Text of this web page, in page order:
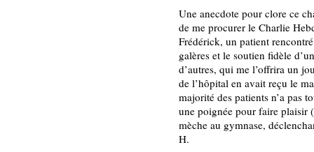
Une anecdote pour clore ce
de me procurer le Charlie
Frédérick, un patient
galères et le soutien fidèle
d’autres, qui me l’offrira un
de l’hôpital en avait reçu le
majorité des patients n’a pas
une poignée pour faire plaisir
mèche au gymnase,
H.